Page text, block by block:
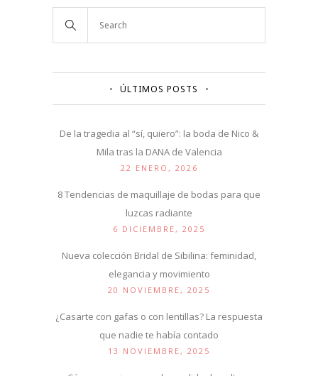
ÚLTIMOS POSTS
De la tragedia al “sí, quiero”: la boda de Nico &
Mila tras la DANA de Valencia
22 ENERO, 2026
8 Tendencias de maquillaje de bodas para que
luzcas radiante
6 DICIEMBRE, 2025
Nueva colección Bridal de Sibilina: feminidad,
elegancia y movimiento
20 NOVIEMBRE, 2025
¿Casarte con gafas o con lentillas? La respuesta
que nadie te había contado
13 NOVIEMBRE, 2025